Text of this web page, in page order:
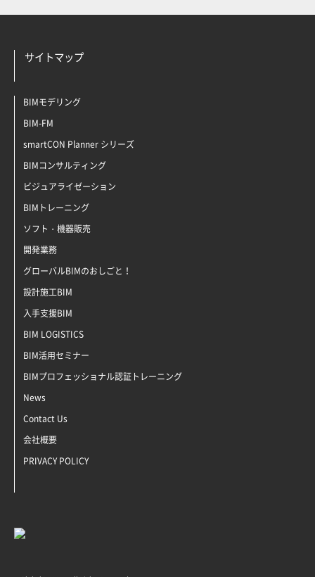
サイトマップ
BIMモデリング
BIM-FM
smartCON Planner シリーズ
BIMコンサルティング
ビジュアライゼーション
BIMトレーニング
ソフト・機器販売
開発業務
グローバルBIMのおしごと！
設計施工BIM
入手支援BIM
BIM LOGISTICS
BIM活用セミナー
BIMプロフェッショナル認証トレーニング
News
Contact Us
会社概要
PRIVACY POLICY